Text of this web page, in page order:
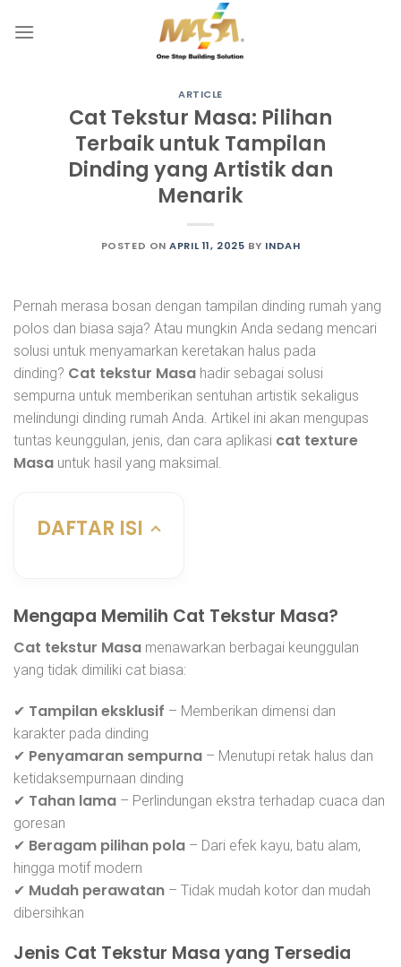
ARTICLE
Cat Tekstur Masa: Pilihan
Terbaik untuk Tampilan
Dinding yang Artistik dan
Menarik
POSTED ONAPRIL 11, 2025 BY INDAH
Pernah merasa bosan dengan tampilan dinding rumah yang
polos dan biasa saja? Atau mungkin Anda sedang mencari
solusi untuk menyamarkan keretakan halus pada
dinding? Cat tekstur Masa hadir sebagai solusi
sempurna untuk memberikan sentuhan artistik sekaligus
melindungi dinding rumah Anda. Artikel ini akan mengupas
tuntas keunggulan, jenis, dan cara aplikasi cat texture
Masa untuk hasil yang maksimal.
DAFTAR ISI
Mengapa Memilih Cat Tekstur Masa?
Cat tekstur Masa menawarkan berbagai keunggulan
yang tidak dimiliki cat biasa:
✔ Tampilan eksklusif – Memberikan dimensi dan
karakter pada dinding
✔ Penyamaran sempurna – Menutupi retak halus dan
ketidaksempurnaan dinding
✔ Tahan lama – Perlindungan ekstra terhadap cuaca dan
goresan
✔ Beragam pilihan pola – Dari efek kayu, batu alam,
hingga motif modern
✔ Mudah perawatan – Tidak mudah kotor dan mudah
dibersihkan
Jenis Cat Tekstur Masa yang Tersedia